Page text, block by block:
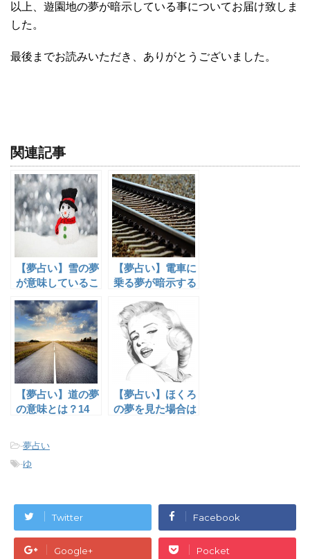
以上、遊園地の夢が暗示している事についてお届け致しま
した。
最後までお読みいただき、ありがとうございました。
関連記事
【夢占い】雪の夢
が意味しているこ
【夢占い】電車に
乗る夢が暗示する
【夢占い】道の夢
の意味とは？14
【夢占い】ほくろ
の夢を見た場合は
-夢占い
-ゆ
Twitter Facebook
Google+ Pocket